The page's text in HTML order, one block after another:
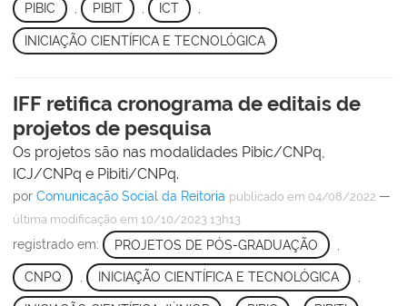
PIBIC , PIBIT , ICT ,
INICIAÇÃO CIENTÍFICA E TECNOLÓGICA
IFF retifica cronograma de editais de
projetos de pesquisa
Os projetos são nas modalidades Pibic/CNPq,
ICJ/CNPq e Pibiti/CNPq.
por Comunicação Social da Reitoria publicado em 04/08/2022 —
última modificação em 10/10/2023 13h13
registrado em: PROJETOS DE PÓS-GRADUAÇÃO
CNPQ , INICIAÇÃO CIENTÍFICA E TECNOLÓGICA ,